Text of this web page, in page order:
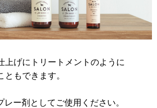
上げにトリートメントのように
もできます。
ー剤としてご使用ください。